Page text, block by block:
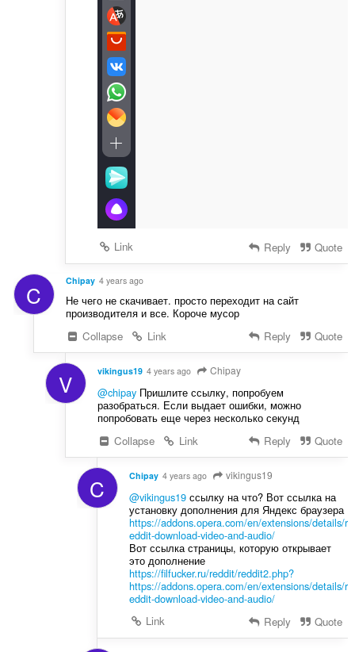
Link Reply Quote
C Chipay 4 years ago
Не чего не скачивает. просто переходит на сайт
производителя и все. Короче мусор
Collapse
Link Reply Quote
V vikingus19 4 years ago Chipay
@chipayПришлите ссылку, попробуем
разобраться. Если выдает ошибки, можно
попробовать еще через несколько секунд
Collapse
Link Reply Quote
C Chipay 4 years ago vikingus19
@vikingus19ссылку на что? Вот ссылка на
установку дополнения для Яндекс браузера
https://addons.opera.com/en/extensions/details/r
eddit-download-video-and-audio/
Вот ссылка страницы, которую открывает
это дополнение
https://filfucker.ru/reddit/reddit2.php?
https://addons.opera.com/en/extensions/details/r
eddit-download-video-and-audio/
Link
Reply Quote